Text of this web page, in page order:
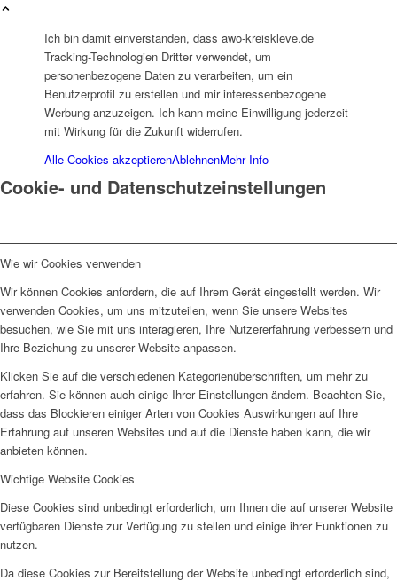
UFH
AHOI II
Ich bin damit einverstanden, dass awo-kreiskleve.de
Tracking-Technologien Dritter verwendet, um
personenbezogene Daten zu verarbeiten, um ein
Benutzerprofil zu erstellen und mir interessenbezogene
Werbung anzuzeigen. Ich kann meine Einwilligung jederzeit
mit Wirkung für die Zukunft widerrufen.
Alle Cookies akzeptierenAblehnenMehr Info
Cookie- und Datenschutzeinstellungen
Wie wir Cookies verwenden
Wir können Cookies anfordern, die auf Ihrem Gerät eingestellt werden. Wir
verwenden Cookies, um uns mitzuteilen, wenn Sie unsere Websites
besuchen, wie Sie mit uns interagieren, Ihre Nutzererfahrung verbessern und
Ihre Beziehung zu unserer Website anpassen.
Klicken Sie auf die verschiedenen Kategorienüberschriften, um mehr zu
erfahren. Sie können auch einige Ihrer Einstellungen ändern. Beachten Sie,
dass das Blockieren einiger Arten von Cookies Auswirkungen auf Ihre
Erfahrung auf unseren Websites und auf die Dienste haben kann, die wir
anbieten können.
Wichtige Website Cookies
Diese Cookies sind unbedingt erforderlich, um Ihnen die auf unserer Website
verfügbaren Dienste zur Verfügung zu stellen und einige ihrer Funktionen zu
nutzen.
Da diese Cookies zur Bereitstellung der Website unbedingt erforderlich sind,